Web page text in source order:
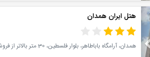
Previous
هتل ایران همدان
همدان، آرامگاه باباطاهر، بلوار فلسطین، 30 متر بالاتر از فروشگاه اتکا